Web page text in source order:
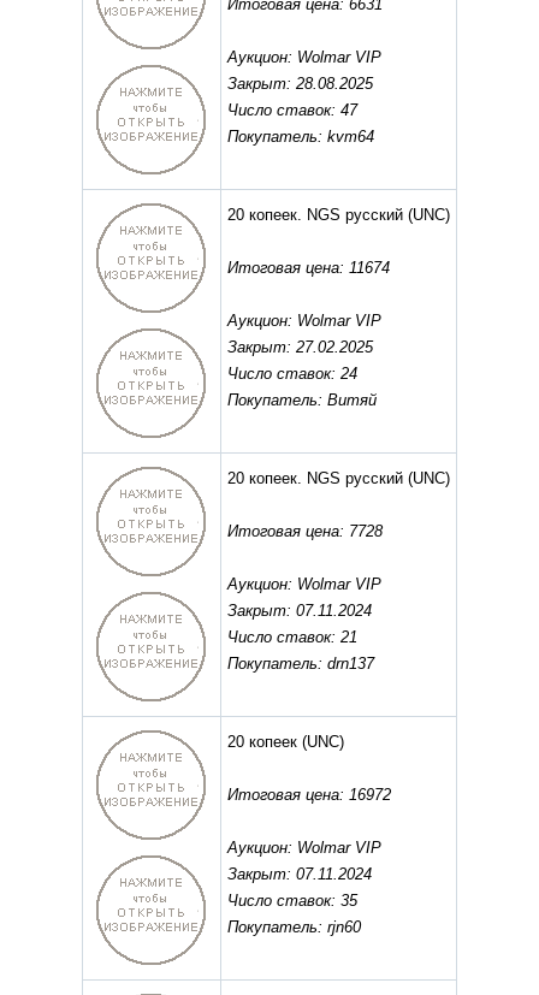
Итоговая цена: 6631
Аукцион: Wolmar VIP
Закрыт: 28.08.2025
Число ставок: 47
Покупатель: kvm64
20 копеек. NGS русский (UNC)
Итоговая цена: 11674
Аукцион: Wolmar VIP
Закрыт: 27.02.2025
Число ставок: 24
Покупатель: Витяй
20 копеек. NGS русский (UNC)
Итоговая цена: 7728
Аукцион: Wolmar VIP
Закрыт: 07.11.2024
Число ставок: 21
Покупатель: drn137
20 копеек (UNC)
Итоговая цена: 16972
Аукцион: Wolmar VIP
Закрыт: 07.11.2024
Число ставок: 35
Покупатель: rjn60